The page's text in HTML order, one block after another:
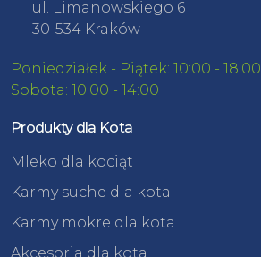
ul. Limanowskiego 6
30-534 Kraków
Poniedziałek - Piątek: 10:00 - 18:00
Sobota: 10:00 - 14:00
Produkty dla Kota
Mleko dla kociąt
Karmy suche dla kota
Karmy mokre dla kota
Akcesoria dla kota